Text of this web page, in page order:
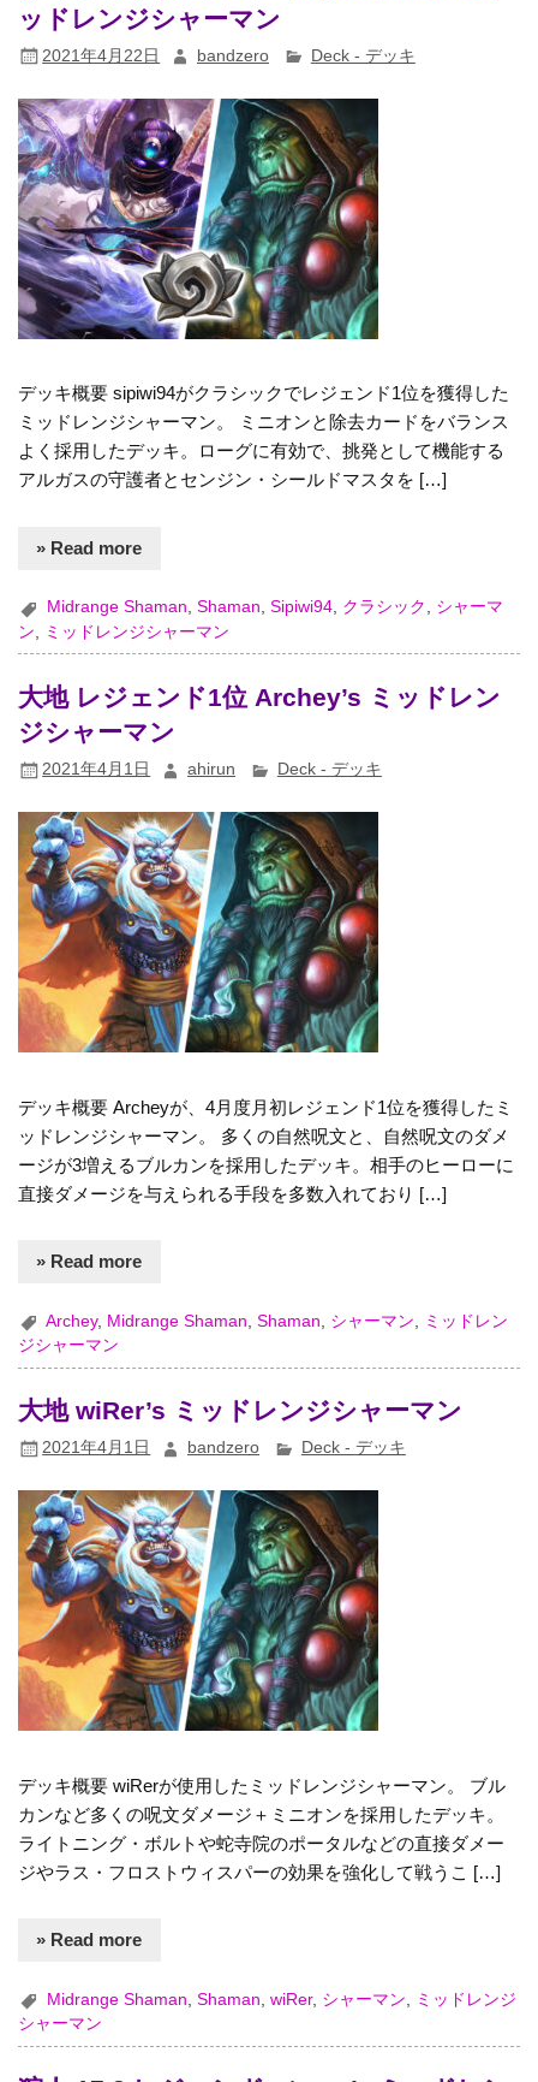
ッドレンジシャーマン
2021年4月22日 bandzero Deck - デッキ
デッキ概要 sipiwi94がクラシックでレジェンド1位を獲得した
ミッドレンジシャーマン。 ミニオンと除去カードをバランス
よく採用したデッキ。ローグに有効で、挑発として機能する
アルガスの守護者とセンジン・シールドマスタを […]
» Read more
Midrange Shaman,Shaman,Sipiwi94, クラシック , シャーマ
ン
ミッドレンジシャーマン
大地 レジェンド1位 Archey’s ミッドレン
ジシャーマン
2021年4月1日 ahirun Deck - デッキ
デッキ概要 Archeyが、4月度月初レジェンド1位を獲得したミ
ッドレンジシャーマン。 多くの自然呪文と、自然呪文のダメ
ージが3増えるブルカンを採用したデッキ。相手のヒーローに
直接ダメージを与えられる手段を多数入れており […]
» Read more
Archey, Midrange Shaman ,Shaman シャーマン
ミッドレン
ジシャーマン
大地 wiRer’s ミッドレンジシャーマン
2021年4月1日 bandzero Deck - デッキ
デッキ概要 wiRerが使用したミッドレンジシャーマン。 ブル
カンなど多くの呪文ダメージ＋ミニオンを採用したデッキ。
ライトニング・ボルトや蛇寺院のポータルなどの直接ダメー
ジやラス・フロストウィスパーの効果を強化して戦うこ […]
» Read more
Midrange Shaman ,Shaman ,wiRer, シャーマン
ミッドレンジ
シャーマン